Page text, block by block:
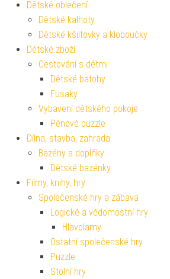
Dětské oblečení
Dětské kalhoty
Dětské kšiltovky a kloboučky
Dětské zboží
Cestování s dětmi
Dětské batohy
Fusaky
Vybavení dětského pokoje
Pěnové puzzle
Dílna, stavba, zahrada
Bazény a doplňky
Dětské bazénky
Filmy, knihy, hry
Společenské hry a zábava
Logické a vědomostní hry
Hlavolamy
Ostatní společenské hry
Puzzle
Stolní hry